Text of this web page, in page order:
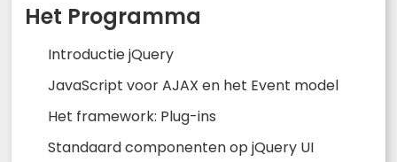
Het Programma
Introductie jQuery
JavaScript voor AJAX en het Event model
Het framework: Plug-ins
Standaard componenten op jQuery UI